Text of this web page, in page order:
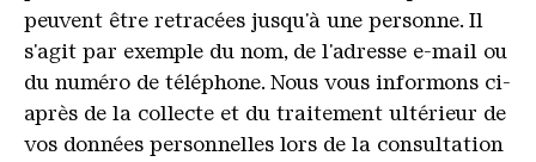
peuvent être retracées jusqu'à une personne. Il
s'agit par exemple du nom, de l'adresse e-mail ou
du numéro de téléphone. Nous vous informons ci-
après de la collecte et du traitement ultérieur de
vos données personnelles lors de la consultation